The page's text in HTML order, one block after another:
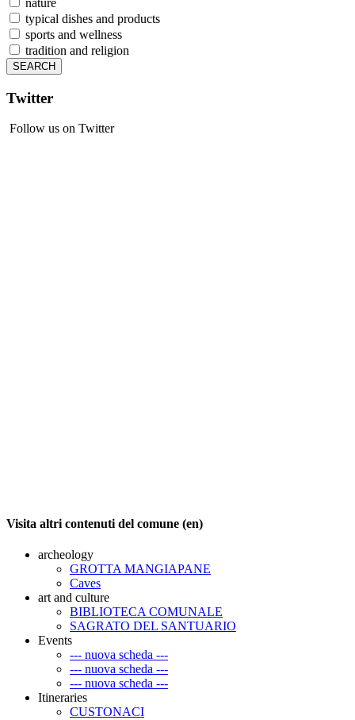
typical dishes and products
sports and wellness
tradition and religion
Twitter
Follow us on Twitter
Visita altri contenuti del comune (en)
archeology
GROTTA MANGIAPANE
Caves
art and culture
BIBLIOTECA COMUNALE
SAGRATO DEL SANTUARIO
Events
--- nuova scheda ---
--- nuova scheda ---
--- nuova scheda ---
Itineraries
CUSTONACI